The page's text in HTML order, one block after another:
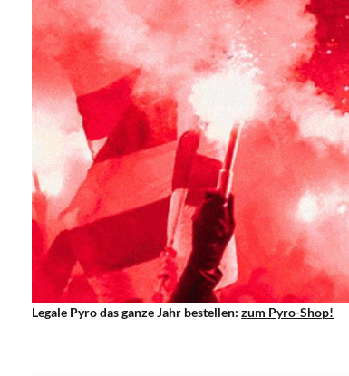
Legale Pyro das ganze Jahr bestellen:zum Pyro-Shop!